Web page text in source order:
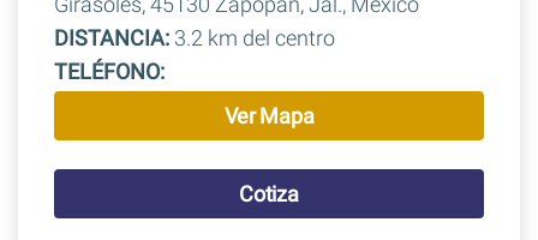
DISTANCIA:3.2 km del centro
TELÉFONO:
Ver Mapa
Cotiza